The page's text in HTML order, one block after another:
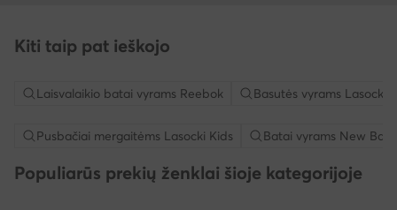
Kiti taip pat ieškojo
Laisvalaikio batai vyrams Reebok Basutės vyrams Lasocki
Pusbačiai mergaitėms Lasocki Kids Batai vyrams New
Populiarūs prekių ženklai šioje kategorijoje